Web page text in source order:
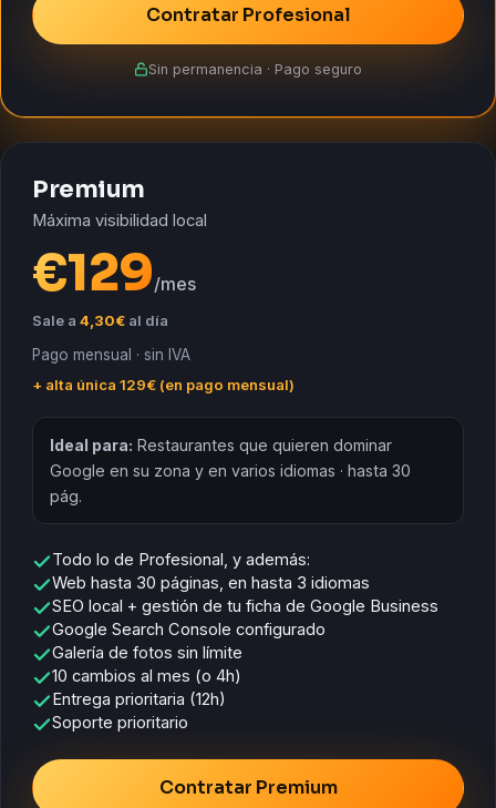
Contratar Profesional
Sin permanencia · Pago seguro
Premium
Máxima visibilidad local
€129/mes
Sale a 4,30€ al día
Pago mensual · sin IVA
+ alta única 129€ (en pago mensual)
Ideal para: Restaurantes que quieren dominar
Google en su zona y en varios idiomas · hasta 30
pág.
Todo lo de Profesional, y además:
Web hasta 30 páginas, en hasta 3 idiomas
SEO local + gestión de tu ficha de Google Business
Google Search Console configurado
Galería de fotos sin límite
10 cambios al mes (o 4h)
Entrega prioritaria (12h)
Soporte prioritario
Contratar Premium